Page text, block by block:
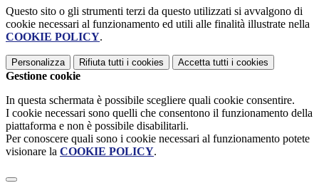
Questo sito o gli strumenti terzi da questo utilizzati si avvalgono di
cookie necessari al funzionamento ed utili alle finalità illustrate nella
COOKIE POLICY.
Personalizza Rifiuta tutti i cookies Accetta tutti i cookies
Gestione cookie
In questa schermata è possibile scegliere quali cookie consentire.
I cookie necessari sono quelli che consentono il funzionamento della
piattaforma e non è possibile disabilitarli.
Per conoscere quali sono i cookie necessari al funzionamento potete
visionare la COOKIE POLICY.